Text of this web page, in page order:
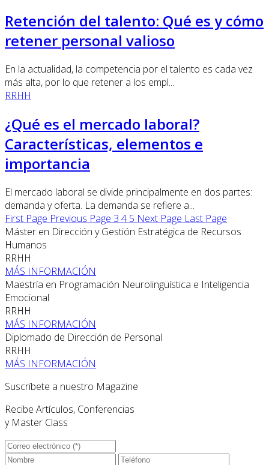
Retención del talento: Qué es y cómo
retener personal valioso
En la actualidad, la competencia por el talento es cada vez
más alta, por lo que retener a los empl...
RRHH
¿Qué es el mercado laboral?
Características, elementos e
importancia
El mercado laboral se divide principalmente en dos partes:
demanda y oferta. La demanda se refiere a...
First Page Previous Page 3 4 5 Next Page Last Page
Máster en Dirección y Gestión Estratégica de Recursos
Humanos
RRHH
MÁS INFORMACIÓN
Maestría en Programación Neurolingüística e Inteligencia
Emocional
RRHH
MÁS INFORMACIÓN
Diplomado de Dirección de Personal
RRHH
MÁS INFORMACIÓN
Suscríbete a nuestro Magazine
Recibe Artículos, Conferencias
y Master Class